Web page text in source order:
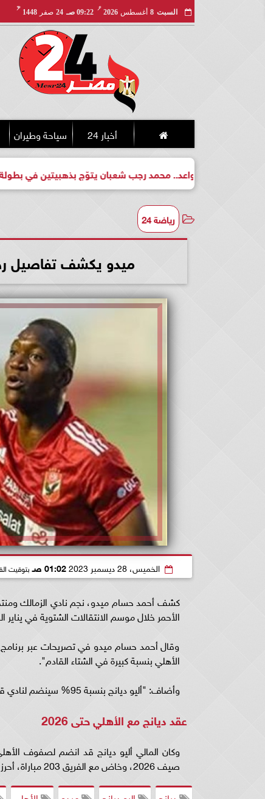
السبت 8 أغسطس 2026
مـ
09:22 صـ 24 صفر 1448
هـ
أخبار 24 سياحة وطيران
واعد.. محمد رجب شعبان يتوّج بذهبيتين في بطولة
رياضة 24
ميدو يكشف تفاصيل
الخميس، 28 ديسمبر 2023 01:02 صـ بتوقيت
كشف أحمد حسام ميدو، نجم نادي الزمالك
الأحمر خلال موسم الانتقالات الشتوية في يناير
وقال أحمد حسام ميدو في تصريحات عبر
الأهلي بنسبة كبيرة في الشتاء القادم".
وأضاف: "أليو ديانج بنسبة 95% سينضم لنادي قطر القطري في يناير القادم، بديلًا للاعب العراقي، بشار رسن".
عقد ديانج مع الأهلي حتى 2026
صيف 2026، وخاض مع الفريق 203 مباراة، أحرز خلالهم 7 أهداف وصنع 11 آخرين.